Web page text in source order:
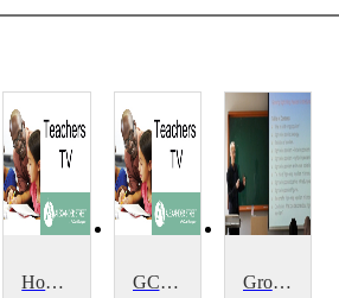
How Do They Do It in Germany? GCSE History: Apartheid and Nazi Germany Growing Right-Wing Populism in the European Union